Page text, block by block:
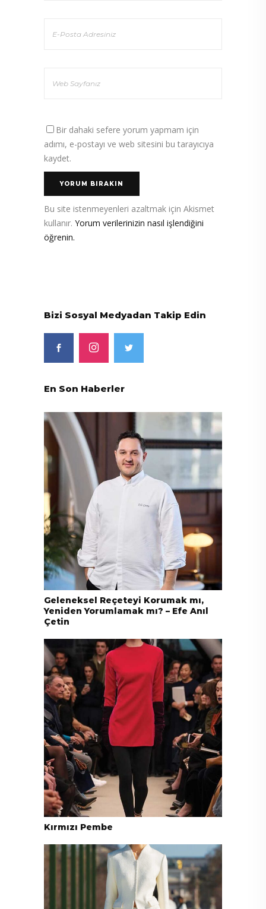
Bir dahaki sefere yorum yapmam için
adımı, e-postayı ve web sitesini bu tarayıcıya
kaydet.
Bu site istenmeyenleri azaltmak için Akismet
kullanır. Yorum verilerinizin nasıl işlendiğini
öğrenin.
Bizi Sosyal Medyadan Takip Edin
En Son Haberler
Geleneksel Reçeteyi Korumak mı,
Yeniden Yorumlamak mı? – Efe Anıl
Çetin
Kırmızı Pembe